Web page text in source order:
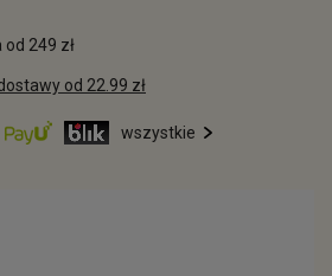
249 zł
od 22.99 zł
wszystkie